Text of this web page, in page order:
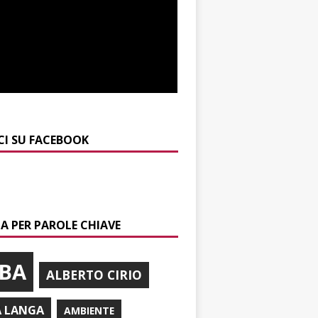
SU FACEBOOK
PER PAROLE CHIAVE
ALBERTO CIRIO
LANGA AMBIENTE